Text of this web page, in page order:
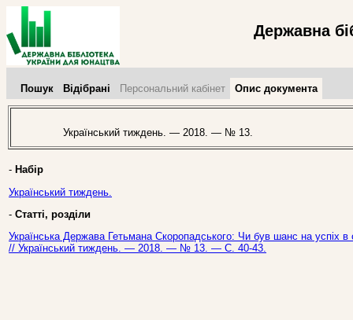
Державна
Пошук Відібрані Персональний кабінет Опис документа
Український тиждень. — 2018. — № 13.
- Набір
Український тиждень.
- Статті, розділи
Українська Держава Гетьмана Скоропадського: Чи був шанс на успіх
// Український тиждень. — 2018. — № 13. — С. 40-43.